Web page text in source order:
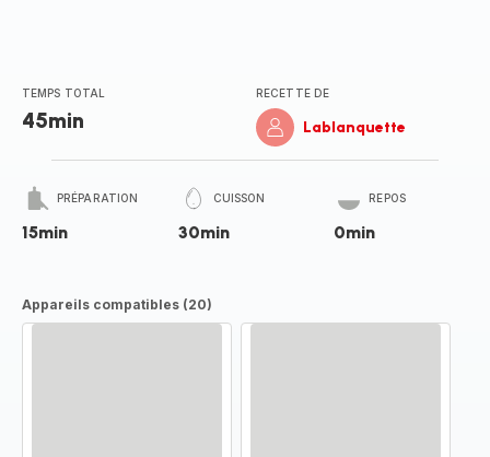
TEMPS TOTAL
45min
RECETTE DE
Lablanquette
PRÉPARATION
15min
CUISSON
30min
REPOS
0min
Appareils compatibles (20)